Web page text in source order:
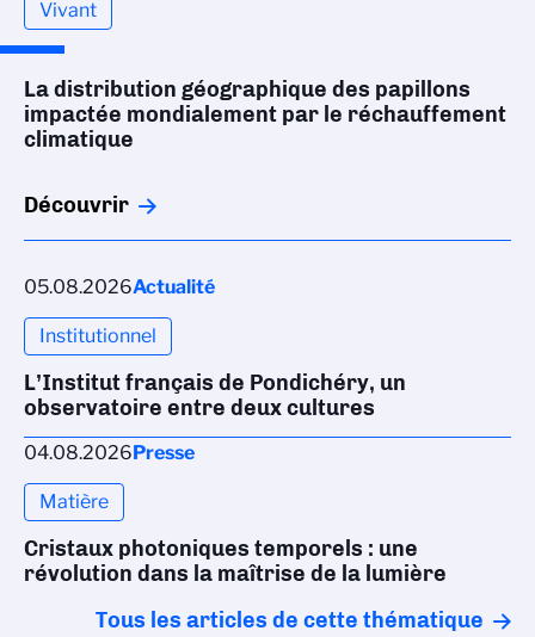
Vivant
La distribution géographique des papillons
impactée mondialement par le réchauffement
climatique
Découvrir
05.08.2026Actualité
Institutionnel
L’Institut français de Pondichéry, un
observatoire entre deux cultures
04.08.2026Presse
Matière
Cristaux photoniques temporels : une
révolution dans la maîtrise de la lumière
Tous les articles de cette thématique